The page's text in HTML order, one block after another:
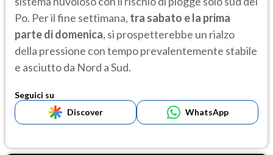
Po. Per il fine settimana, tra sabato e la prima
parte di domenica, si prospetterebbe un rialzo
della pressione con tempo prevalentemente stabile
e asciutto da Nord a Sud.
Seguici su
Discover
WhatsApp